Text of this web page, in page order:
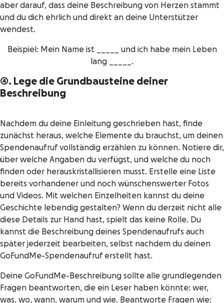
aber darauf, dass deine Beschreibung von Herzen stammt
und du dich ehrlich und direkt an deine Unterstützer
wendest.
Beispiel: Mein Name ist _____ und ich habe mein Leben
lang _____.
4. Lege die Grundbausteine deiner
Beschreibung
Nachdem du deine Einleitung geschrieben hast, finde
zunächst heraus, welche Elemente du brauchst, um deinen
Spendenaufruf vollständig erzählen zu können. Notiere dir,
über welche Angaben du verfügst, und welche du noch
finden oder herauskristallisieren musst. Erstelle eine Liste
bereits vorhandener und noch wünschenswerter Fotos
und Videos. Mit welchen Einzelheiten kannst du deine
Geschichte lebendig gestalten? Wenn du derzeit nicht alle
diese Details zur Hand hast, spielt das keine Rolle. Du
kannst die Beschreibung deines Spendenaufrufs auch
später jederzeit bearbeiten, selbst nachdem du deinen
GoFundMe-Spendenaufruf erstellt hast.
Deine GoFundMe-Beschreibung sollte alle grundlegenden
Fragen beantworten, die ein Leser haben könnte: wer,
was, wo, wann, warum und wie. Beantworte Fragen wie: